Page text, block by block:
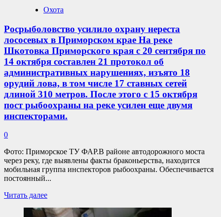
несколько
Охота
Росрыболовство усилило охрану нереста
лососевых в Приморском крае На реке
Шкотовка Приморского края с 20 сентября по
14 октября составлен 21 протокол об
административных нарушениях, изъято 18
орудий лова, в том числе 17 ставных сетей
длиной 310 метров. После этого с 15 октября
пост рыбоохраны на реке усилен еще двумя
инспекторами.
0
Фото: Приморское ТУ ФАР.В районе автодорожного моста
через реку, где выявлены факты браконьерства, находится
мобильная группа инспекторов рыбоохраны. Обеспечивается
постоянный...
Читать далееПрочитать
о